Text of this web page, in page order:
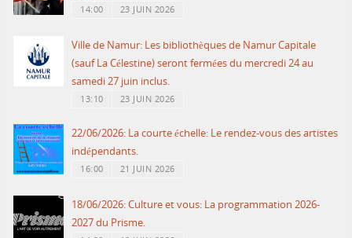
14:00 23 JUIN 2026
Ville de Namur: Les bibliothèques de Namur Capitale
(sauf La Célestine) seront fermées du mercredi 24 au
samedi 27 juin inclus.
13:10 23 JUIN 2026
22/06/2026: La courte échelle: Le rendez-vous des artistes
indépendants.
16:00 21 JUIN 2026
18/06/2026: Culture et vous: La programmation 2026-
2027 du Prisme.